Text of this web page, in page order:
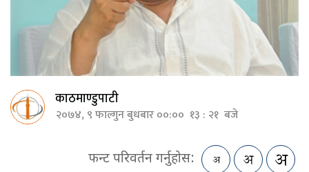
काठमाण्डुपाटी
२०७४, ९ फाल्गुन बुधबार ००:०० १३ : २१ बजे
फन्ट परिवर्तन गर्नुहोस: